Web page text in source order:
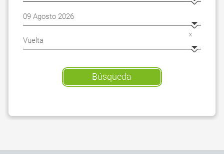
x
Búsqueda